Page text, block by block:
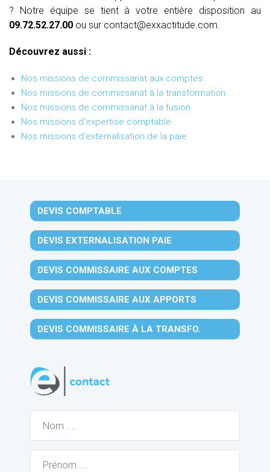
? Notre équipe se tient à votre entière disposition au
09.72.52.27.00 ou sur contact@exxactitude.com.
Découvrez aussi :
Nos missions de commissariat aux comptes
Nos missions de commissariat à la transformation
Nos missions de commissariat à la fusion
Nos missions d'expertise comptable
Nos missions d'externalisation de la paie
DEVIS COMPTABLE
DEVIS EXTERNALISATION PAIE
DEVIS COMMISSAIRE AUX COMPTES
DEVIS COMMISSAIRE AUX APPORTS
DEVIS COMMISSAIRE À LA TRANSFO.